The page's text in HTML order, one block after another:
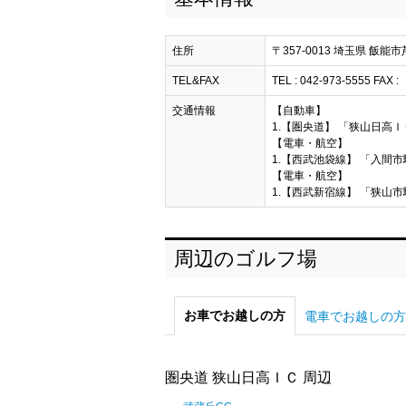
住所 〒357-0013 埼玉県 飯能市
TEL&FAX TEL : 042-973-5555 FAX :
交通情報
【自動車】
1.【圏央道】 「狭山日高
【電車・航空】
1.【西武池袋線】 「入間
【電車・航空】
1.【西武新宿線】 「狭山
周辺のゴルフ場
お車でお越しの方 電車でお越しの方
圏央道 狭山日高ＩＣ 周辺